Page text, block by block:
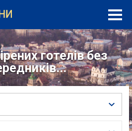
готелів без